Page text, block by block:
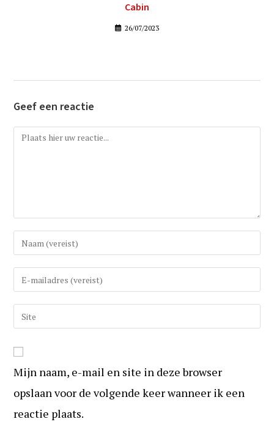
Cabin
26/07/2023
Geef een reactie
Reactie
Vul
uw
(gebruikers)naam
om
Vul
uw
e-
mail
om
te
reageren
Vul
uw
URL
in
(optioneel)
Mijn naam, e-mail en site in deze browser
opslaan voor de volgende keer wanneer ik een
reactie plaats.